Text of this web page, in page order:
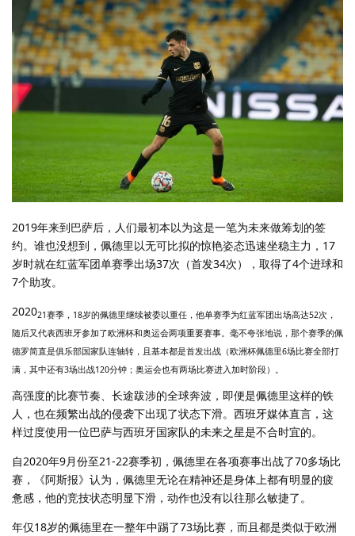
2019年来到巴萨后，人们最初本以为这是一笔为未来做筹划的签
约。谁也没想到，佩德里以无可比拟的惊艳姿态迅速坐稳主力，17
岁时就在红蓝军团单赛季出场37次（首发34次），取得了4个进球和
7个助攻。
202021赛季，18岁的佩德里继续被委以重任，他单赛季为红蓝军团出场高达52次，
随后又代表西班牙参加了欧洲杯和奥运会两项重要赛事。毫不夸张地说，那个赛季的佩
德罗简直是俱乐部国家队连轴转，且基本都是首发出战（欧洲杯佩德里6场比赛全部打
满，其中还有3场出战120分钟；奥运会也有两场比赛进入加时阶段）。
高强度的比赛节奏、长途跋涉的全球奔波，即便是佩德里这样的铁
人，也在频繁出战的侵袭下出现了状态下滑。西班牙媒体直言，这
样过度使用一位巴萨与西班牙国家队的未来之星是不合时宜的。
自2020年9月份至21-22赛季初，佩德里在各项赛事出战了70多场比
赛，《阿斯报》认为，佩德里无论在精神还是身体上都有明显的疲
惫感，他的竞技状态明显下滑，动作也没有以往那么敏捷了。
年仅18岁的佩德里在一整年中踢了73场比赛，而且都是类似于欧洲